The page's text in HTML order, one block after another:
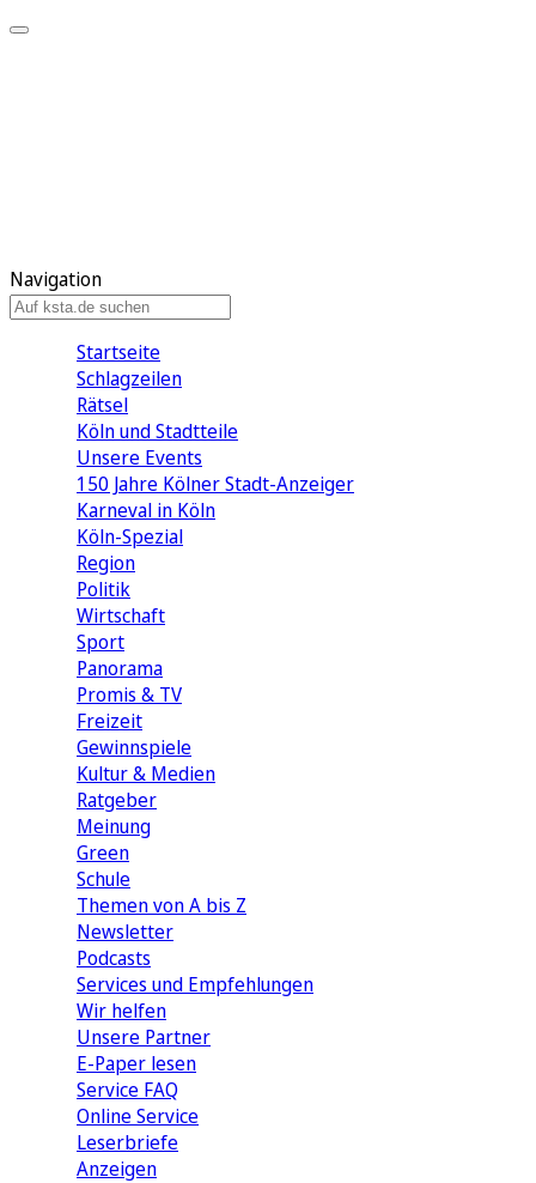
Navigation
Startseite
Schlagzeilen
Rätsel
Köln und Stadtteile
Unsere Events
150 Jahre Kölner Stadt-Anzeiger
Karneval in Köln
Köln-Spezial
Region
Politik
Wirtschaft
Sport
Panorama
Promis & TV
Freizeit
Gewinnspiele
Kultur & Medien
Ratgeber
Meinung
Green
Schule
Themen von A bis Z
Newsletter
Podcasts
Services und Empfehlungen
Wir helfen
Unsere Partner
E-Paper lesen
Service FAQ
Online Service
Leserbriefe
Anzeigen